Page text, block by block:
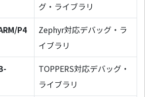
グ・ライブラリ
P4
Zephyr対応デバッグ・ラ
イブラリ
TOPPERS対応デバッグ・
ライブラリ